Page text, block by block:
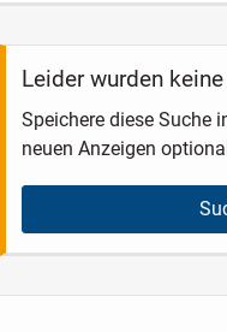
Leider wurden
Speichere diese Suche
neuen Anzeigen